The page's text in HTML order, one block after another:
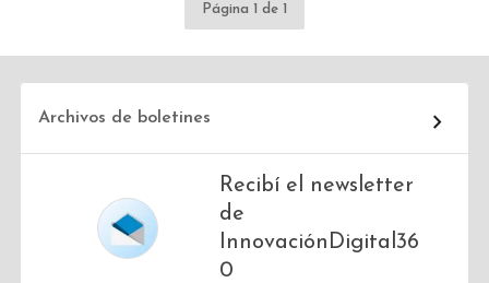
Página 1 de 1
Archivos de boletines
Recibí el newsletter
de
InnovaciónDigital36
0